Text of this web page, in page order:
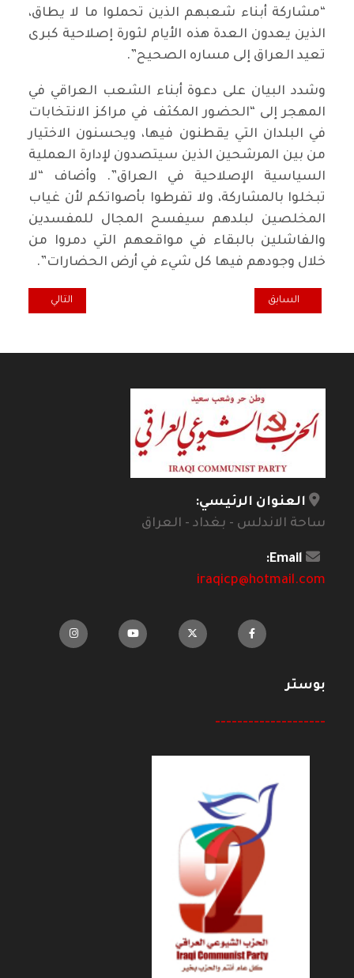
“مشاركة أبناء شعبهم الذين تحملوا ما لا يطاق،
الذين يعدون العدة هذه الأيام لثورة إصلاحية كبرى
تعيد العراق إلى مساره الصحيح”.
وشدد البيان على دعوة أبناء الشعب العراقي في
المهجر إلى “الحضور المكثف في مراكز الانتخابات
في البلدان التي يقطنون فيها، ويحسنون الاختيار
من بين المرشحين الذين سيتصدون لإدارة العملية
السياسية الإصلاحية في العراق”. وأضاف “لا
تبخلوا بالمشاركة، ولا تفرطوا بأصواتكم لأن غياب
المخلصين لبلدهم سيفسح المجال للمفسدين
والفاشلين بالبقاء في مواقعهم التي دمروا من
خلال وجودهم فيها كل شيء في أرض الحضارات”.
المقال السابق: فعاليات تحالف سائرون 3 أيار
السابق المقال التالي:
التالي
العنوان الرئيسي:
ساحة الاندلس - بغداد - العراق
Email:
iraqicp@hotmail.com
بوستر
--------------------